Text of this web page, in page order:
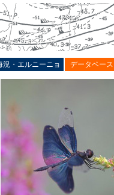
況・エルニーニョ データベース